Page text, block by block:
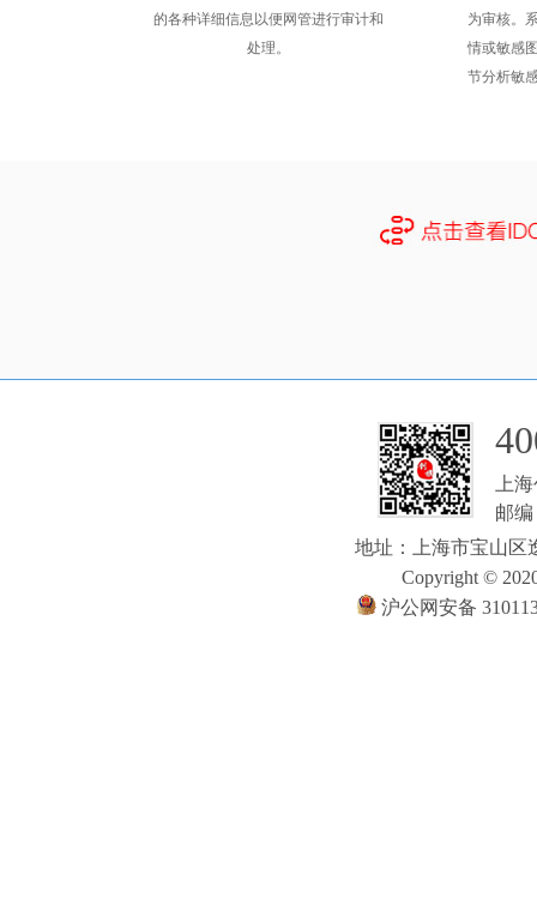
的各种详细信息以便网管进行审计和
处理。
为审核。
情或敏感
节分析敏
上
邮编
地址：上海市宝山区
Copyright ©
沪公网安备